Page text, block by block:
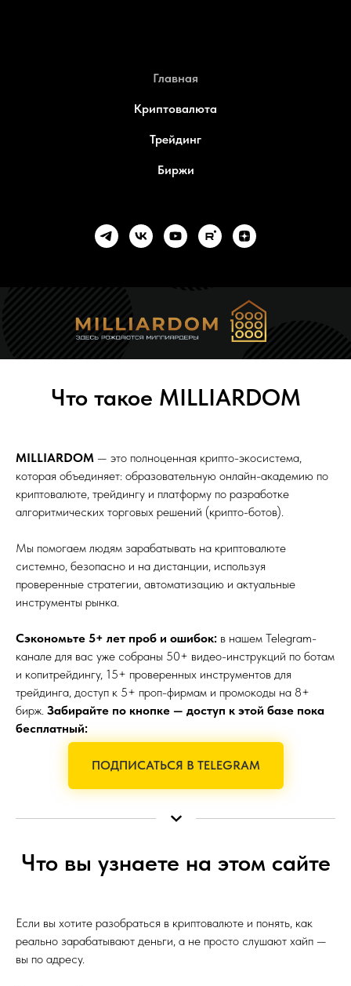
Главная
Криптовалюта
Трейдинг
Биржи
Что такое MILLIARDOM
MILLIARDOM — это полноценная крипто-экосистема,
которая объединяет: образовательную онлайн-академию по
криптовалюте, трейдингу и платформу по разработке
алгоритмических торговых решений (крипто-ботов).
Мы помогаем людям зарабатывать на криптовалюте
системно, безопасно и на дистанции, используя
проверенные стратегии, автоматизацию и актуальные
инструменты рынка.
Сэкономьте 5+ лет проб и ошибок: в нашем Telegram-
канале для вас уже собраны 50+ видео-инструкций по ботам
и копитрейдингу, 15+ проверенных инструментов для
трейдинга, доступ к 5+ проп-фирмам и промокоды на 8+
бирж. Забирайте по кнопке — доступ к этой базе пока
бесплатный:
ПОДПИСАТЬСЯ В TELEGRAM
Что вы узнаете на этом сайте
Если вы хотите разобраться в криптовалюте и понять, как
реально зарабатывают деньги, а не просто слушают хайп —
вы по адресу.